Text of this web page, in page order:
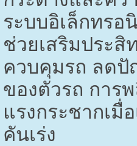
ระบบอิเล็กทรอ
ช่วยเสริมประสิ
ควบคุมรถ ลดปั
ของตัวรถ การ
แรงกระชากเมื่
คันเร่ง